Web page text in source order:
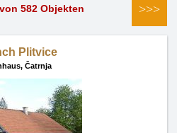
582 Objekten >>>
Plitvice
Čatrnja